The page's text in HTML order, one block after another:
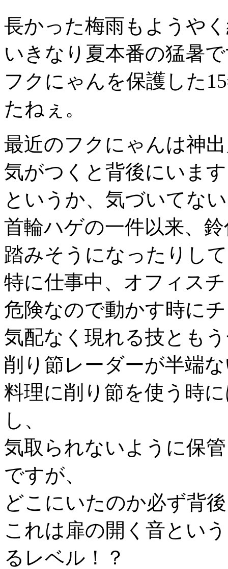
長かった梅雨もようや
いきなり夏本番の猛暑
フクにゃんを保護した
たねぇ。
最近のフクにゃんは神
気がつくと背後にいま
というか、気づいてな
首輪ハゲの一件以来、
踏みそうになったりし
特に仕事中、オフィス
危険なので動かす時に
気配なく現れる技とも
削り節レーダーが半端
料理に削り節を使う時
し、
気取られないように保
ですが、
どこにいたのか必ず背
これは扉の開く音とい
るレベル！？